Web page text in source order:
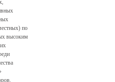
по
высоким